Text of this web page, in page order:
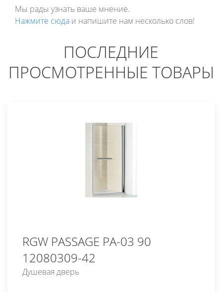
Мы рады узнать ваше мнение.
Нажмите сюда и напишите нам несколько слов!
ПОСЛЕДНИЕ
ПРОСМОТРЕННЫЕ ТОВАРЫ
RGW PASSAGE PA-03 90
12080309-42
Душевая дверь